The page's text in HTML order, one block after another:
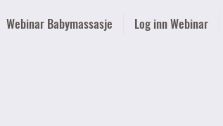
Webinar Babymassasje Log inn Webinar